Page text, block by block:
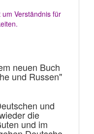
Verständnis für
neuen Buch
und Russen"
und
die
und im